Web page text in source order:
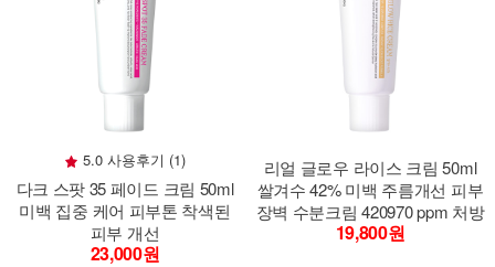
5.0 사용후기 (1)
다크 스팟 35 페이드 크림 50ml
미백 집중 케어 피부톤 착색된
피부 개선
23,000원
리얼 글로우 라이스 크림 50ml
쌀겨수 42% 미백 주름개선 피부
장벽 수분크림 420970 ppm 처방
19,800원